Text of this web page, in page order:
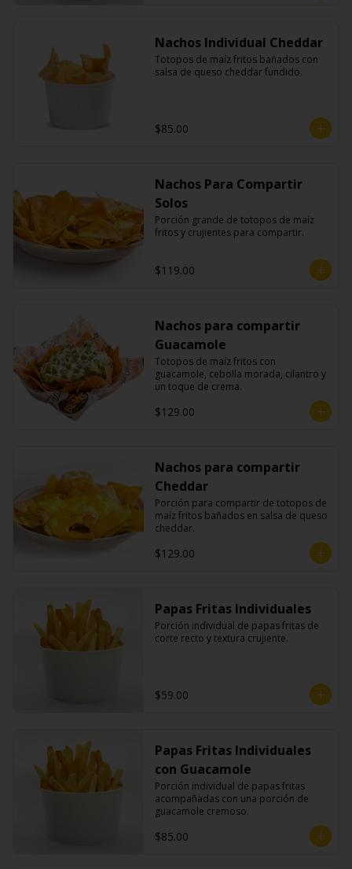
Nachos Individual Cheddar
Totopos de maíz fritos bañados con
salsa de queso cheddar fundido.
$85.00
Nachos Para Compartir
Solos
Porción grande de totopos de maíz
fritos y crujientes para compartir.
$119.00
Nachos para compartir
Guacamole
Totopos de maíz fritos con
guacamole, cebolla morada, cilantro y
un toque de crema.
$129.00
Nachos para compartir
Cheddar
Porción para compartir de totopos de
maíz fritos bañados en salsa de queso
cheddar.
$129.00
Papas Fritas Individuales
Porción individual de papas fritas de
corte recto y textura crujiente.
$59.00
Papas Fritas Individuales
con Guacamole
Porción individual de papas fritas
acompañadas con una porción de
guacamole cremoso.
$85.00